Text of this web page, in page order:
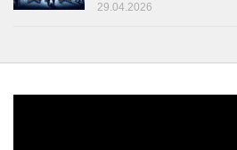
29.04.2026